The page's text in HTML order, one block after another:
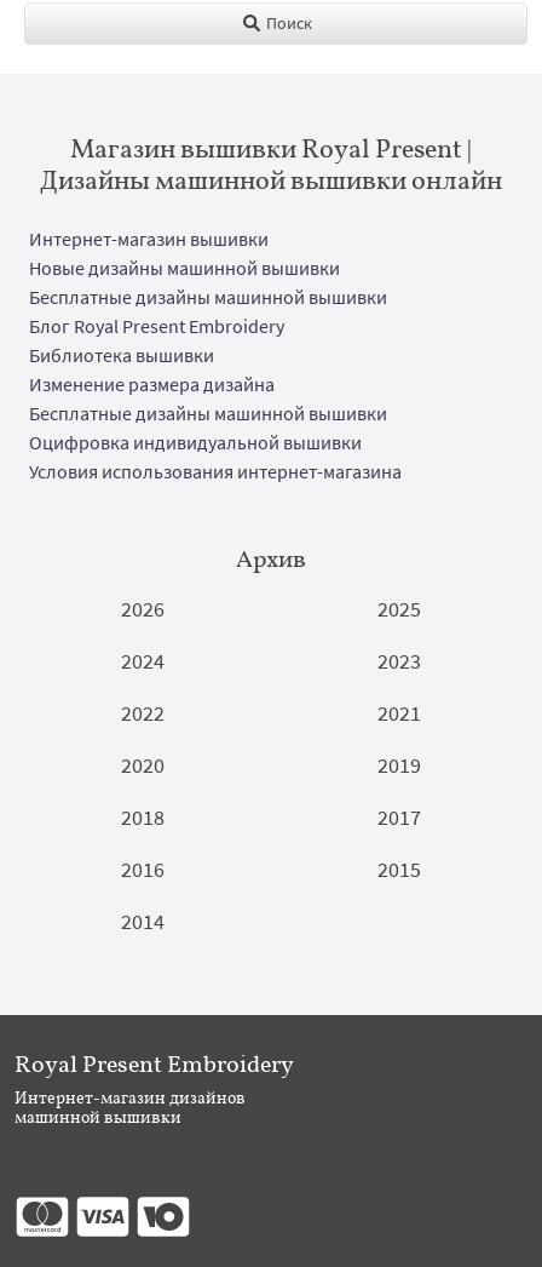
Поиск
Магазин вышивки Royal Present |
Дизайны машинной вышивки онлайн
Интернет-магазин вышивки
Новые дизайны машинной вышивки
Бесплатные дизайны машинной вышивки
Блог Royal Present Embroidery
Библиотека вышивки
Изменение размера дизайна
Бесплатные дизайны машинной вышивки
Оцифровка индивидуальной вышивки
Условия использования интернет-магазина
Архив
2026
2025
2024
2023
2022
2021
2020
2019
2018
2017
2016
2015
2014
Royal Present Embroidery
Интернет-магазин дизайнов
машинной вышивки